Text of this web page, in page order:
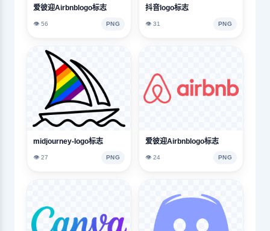
爱彼迎Airbnblogo标志
👁️ 56 PNG
抖音logo标志
👁️ 31 PNG
midjourney-logo标志
👁️ 27 PNG
爱彼迎Airbnblogo标志
👁️ 24 PNG